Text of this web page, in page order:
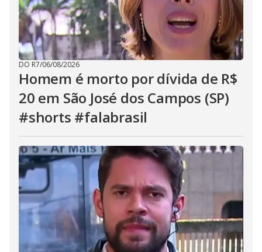
DO R7/06/08/2026
Homem é morto por dívida de R$
20 em São José dos Campos (SP)
#shorts #falabrasil